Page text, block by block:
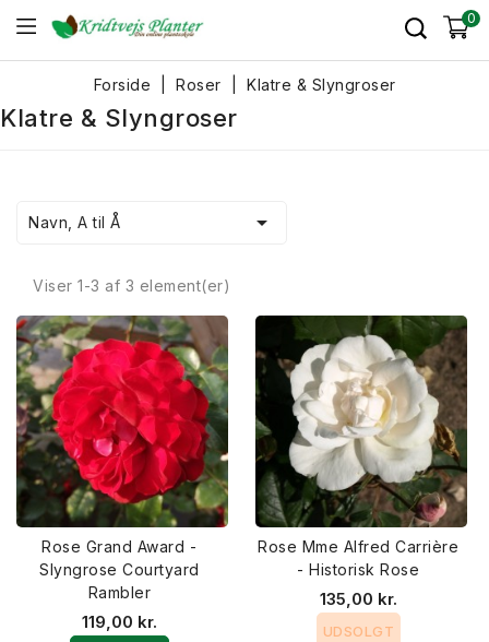
0
Forside Roser Klatre & Slyngroser
Klatre & Slyngroser
Navn, A til Å 
Viser 1-3 af 3 element(er)
Rose Grand Award -
Slyngrose Courtyard
Rambler
119,00 kr.
Rose Mme Alfred Carrière
- Historisk Rose
135,00 kr.
UDSOLGT